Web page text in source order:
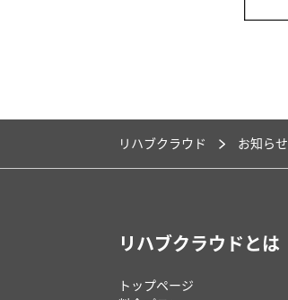
リハブクラウド お知らせ
リハブクラウドとは
トップページ